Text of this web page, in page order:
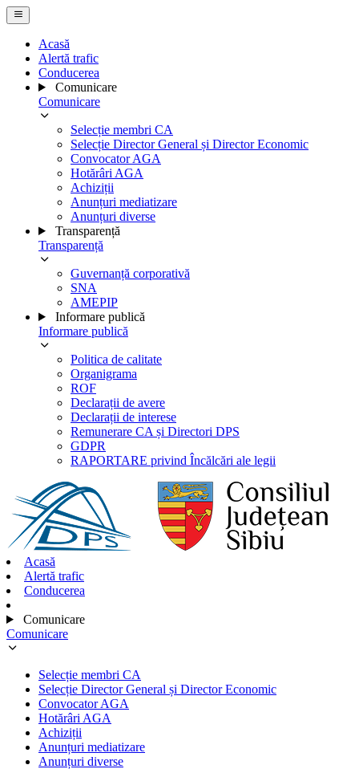
Acasă
Alertă trafic
Conducerea
Comunicare
Comunicare
Selecție membri CA
Selecție Director General și Director Economic
Convocator AGA
Hotărâri AGA
Achiziții
Anunțuri mediatizare
Anunțuri diverse
Transparență
Transparență
Guvernanță corporativă
SNA
AMEPIP
Informare publică
Informare publică
Politica de calitate
Organigrama
ROF
Declarații de avere
Declarații de interese
Remunerare CA și Directori DPS
GDPR
RAPORTARE privind Încălcări ale legii
Acasă
Alertă trafic
Conducerea
Comunicare
Comunicare
Selecție membri CA
Selecție Director General și Director Economic
Convocator AGA
Hotărâri AGA
Achiziții
Anunțuri mediatizare
Anunțuri diverse